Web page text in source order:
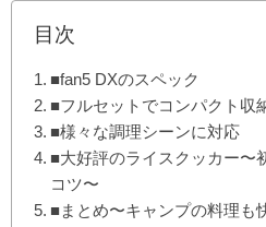
目次
■fan5 DXのスペック
■フルセットでコンパクト収
■様々な調理シーンに対応
■大好評のライスクッカー〜
コツ〜
■まとめ〜キャンプの料理も